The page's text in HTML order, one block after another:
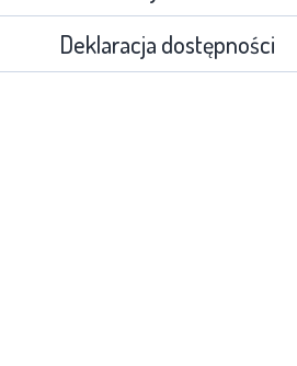
Deklaracja dostępności